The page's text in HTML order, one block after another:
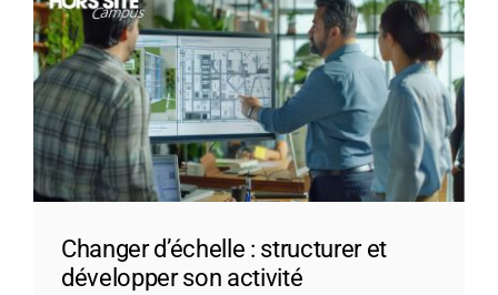
Changer d’échelle : structurer et
développer son activité